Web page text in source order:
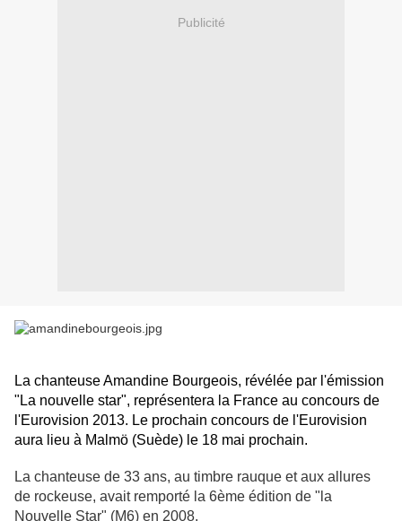
Publicité
La chanteuse Amandine Bourgeois, révélée par l'émission
"La nouvelle star", représentera la France au concours de
l'Eurovision 2013. Le prochain concours de l'Eurovision
aura lieu à Malmö (Suède) le 18 mai prochain.
La chanteuse de 33 ans, au timbre rauque et aux allures
de rockeuse, avait remporté la 6ème édition de "la
Nouvelle Star" (M6) en 2008.